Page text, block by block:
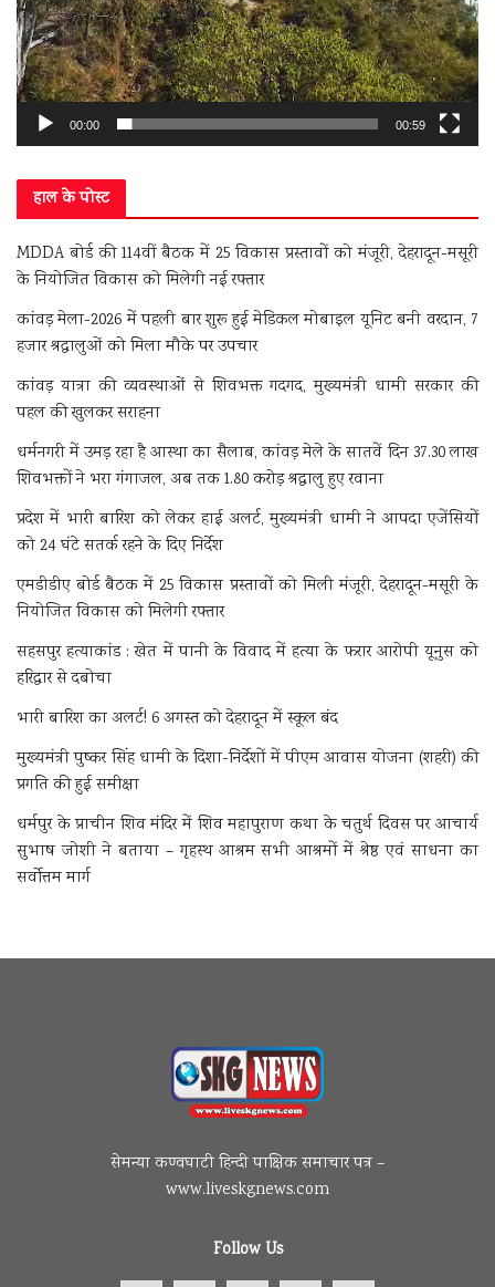
00:00 00:59
हाल के पोस्ट
MDDA बोर्ड की 114वीं बैठक में 25 विकास प्रस्तावों को मंजूरी, देहरादून-मसूरी
के नियोजित विकास को मिलेगी नई रफ्तार
कांवड़ मेला-2026 में पहली बार शुरू हुई मेडिकल मोबाइल यूनिट बनी वरदान, 7
हजार श्रद्धालुओं को मिला मौके पर उपचार
कांवड़ यात्रा की व्यवस्थाओं से शिवभक्त गदगद, मुख्यमंत्री धामी सरकार की
पहल की खुलकर सराहना
धर्मनगरी में उमड़ रहा है आस्था का सैलाब, कांवड़ मेले के सातवें दिन 37.30 लाख
शिवभक्तों ने भरा गंगाजल, अब तक 1.80 करोड़ श्रद्धालु हुए रवाना
प्रदेश में भारी बारिश को लेकर हाई अलर्ट, मुख्यमंत्री धामी ने आपदा एजेंसियों
को 24 घंटे सतर्क रहने के दिए निर्देश
एमडीडीए बोर्ड बैठक में 25 विकास प्रस्तावों को मिली मंजूरी, देहरादून-मसूरी के
नियोजित विकास को मिलेगी रफ्तार
सहसपुर हत्याकांड : खेत में पानी के विवाद में हत्या के फरार आरोपी यूनुस को
हरिद्वार से दबोचा
भारी बारिश का अलर्ट! 6 अगस्त को देहरादून में स्कूल बंद
मुख्यमंत्री पुष्कर सिंह धामी के दिशा-निर्देशों में पीएम आवास योजना (शहरी) की
प्रगति की हुई समीक्षा
धर्मपुर के प्राचीन शिव मंदिर में शिव महापुराण कथा के चतुर्थ दिवस पर आचार्य
सुभाष जोशी ने बताया – गृहस्थ आश्रम सभी आश्रमों में श्रेष्ठ एवं साधना का
सर्वोत्तम मार्ग
सेमन्या कण्वघाटी हिन्दी पाक्षिक समाचार पत्र –
www.liveskgnews.com
Follow Us